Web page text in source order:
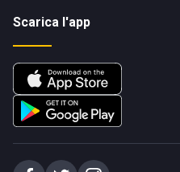
Scarica l'app